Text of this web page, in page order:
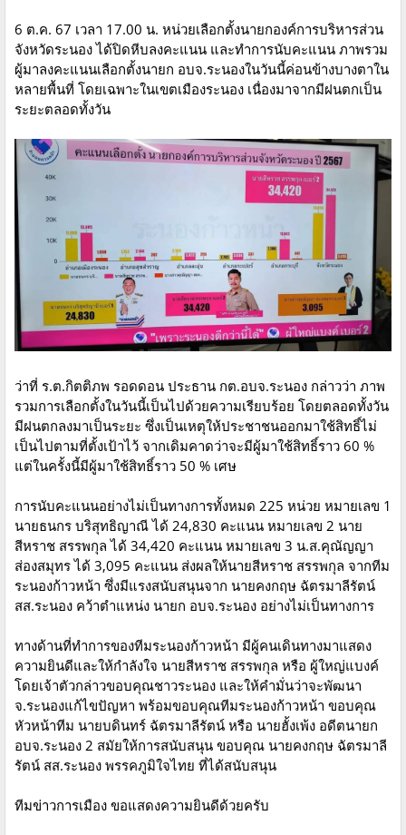
6 ต.ค. 67 เวลา 17.00 น. หน่วยเลือกตั้งนายกองค์การบริหารส่วน
จังหวัดระนอง ได้ปิดหีบลงคะแนน และทำการนับคะแนน ภาพรวม
ผู้มาลงคะแนนเลือกตั้งนายก อบจ.ระนองในวันนี้ค่อนข้างบางตาใน
หลายพื้นที่ โดยเฉพาะในเขตเมืองระนอง เนื่องมาจากมีฝนตกเป็น
ระยะตลอดทั้งวัน
ว่าที่ ร.ต.กิตติภพ รอดดอน ประธาน กต.อบจ.ระนอง กล่าวว่า ภาพ
รวมการเลือกตั้งในวันนี้เป็นไปด้วยความเรียบร้อย โดยตลอดทั้งวัน
มีฝนตกลงมาเป็นระยะ ซึ่งเป็นเหตุให้ประชาชนออกมาใช้สิทธิ์ไม่
เป็นไปตามที่ตั้งเป้าไว้ จากเดิมคาดว่าจะมีผู้มาใช้สิทธิ์ราว 60 %
แต่ในครั้งนี้มีผู้มาใช้สิทธิ์ราว 50 % เศษ
การนับคะแนนอย่างไม่เป็นทางการทั้งหมด 225 หน่วย หมายเลข 1
นายธนกร บริสุทธิญาณี ได้ 24,830 คะแนน หมายเลข 2 นาย
สีหราช สรรพกุล ได้ 34,420 คะแนน หมายเลข 3 น.ส.คุณัญญา
ส่องสมุทร ได้ 3,095 คะแนน ส่งผลให้นายสีหราช สรรพกุล จากทีม
ระนองก้าวหน้า ซึ่งมีแรงสนับสนุนจาก นายคงกฤษ ฉัตรมาลีรัตน์
สส.ระนอง คว้าตำแหน่ง นายก อบจ.ระนอง อย่างไม่เป็นทางการ
ทางด้านที่ทำการของทีมระนองก้าวหน้า มีผู้คนเดินทางมาแสดง
ความยินดีและให้กำลังใจ นายสีหราช สรรพกุล หรือ ผู้ใหญ่แบงค์
โดยเจ้าตัวกล่าวขอบคุณชาวระนอง และให้คำมั่นว่าจะพัฒนา
จ.ระนองแก้ไขปัญหา พร้อมขอบคุณทีมระนองก้าวหน้า ขอบคุณ
หัวหน้าทีม นายบดินทร์ ฉัตรมาลีรัตน์ หรือ นายฮั้งเพ้ง อดีตนายก
อบจ.ระนอง 2 สมัยให้การสนับสนุน ขอบคุณ นายคงกฤษ ฉัตรมาลี
รัตน์ สส.ระนอง พรรคภูมิใจไทย ที่ได้สนับสนุน
ทีมข่าวการเมือง ขอแสดงความยินดีด้วยครับ